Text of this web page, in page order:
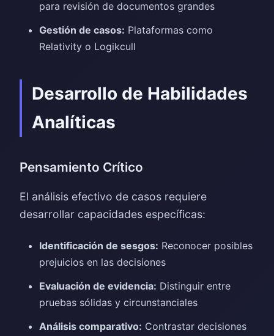
para revisión de documentos grandes
Gestión de casos: Plataformas como
Relativity o Logikcull
Desarrollo de Habilidades
Analíticas
Pensamiento Crítico
El análisis efectivo de casos requiere
desarrollar capacidades específicas:
Identificación de sesgos: Reconocer posibles
prejuicios en las decisiones
Evaluación de evidencia: Distinguir entre
pruebas sólidas y circunstanciales
Análisis comparativo: Contrastar decisiones